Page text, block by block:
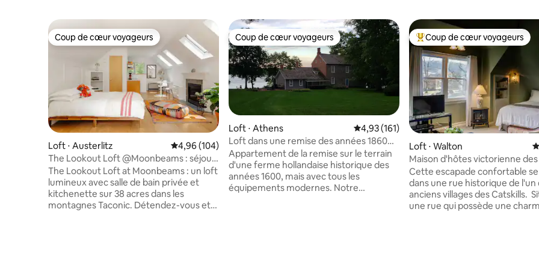
Coup de cœur voyageurs
Coup de cœur voyageurs
Loft ⋅ Austerlitz Évaluation moyenne sur la base de 104 commentaires : 4,96 sur 5
4,96 (104)
The Lookout Loft @Moonbeams : séjour
sur 38 acres
The Lookout Loft at Moonbeams : un loft
lumineux avec salle de bain privée et
kitchenette sur 38 acres dans les
montagnes Taconic. Détendez-vous et
Coup de cœur voyageurs
Coup de cœur voyageurs
Loft ⋅ Athens Évaluation moyenne sur la base de 161
4,93 (161)
Loft dans une remise des années 1860
sur la rivière Hudson
Appartement de la remise sur le terrain
d'une ferme hollandaise historique des
années 1600, mais avec tous les
équipements modernes. Notre
Coups de cœur voyageurs les
Coup de cœur voyageurs
Loft ⋅ Walton
Maison d'hôtes victorienne
1860 dans les Catskills
Cette escapade confortable
dans une rue historique de l'un
anciens villages des Catskills.
une rue qui possède une